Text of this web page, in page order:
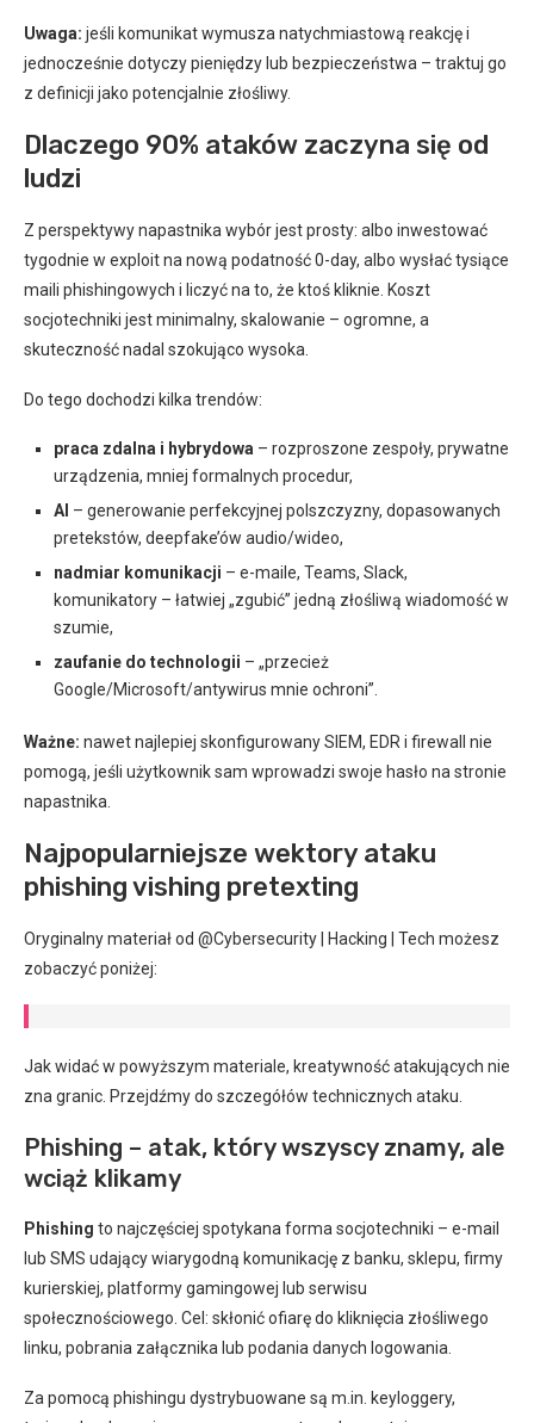
Uwaga: jeśli komunikat wymusza natychmiastową reakcję i
jednocześnie dotyczy pieniędzy lub bezpieczeństwa – traktuj go
z definicji jako potencjalnie złośliwy.
Dlaczego 90% ataków zaczyna się od
ludzi
Z perspektywy napastnika wybór jest prosty: albo inwestować
tygodnie w exploit na nową podatność 0-day, albo wysłać tysiące
maili phishingowych i liczyć na to, że ktoś kliknie. Koszt
socjotechniki jest minimalny, skalowanie – ogromne, a
skuteczność nadal szokująco wysoka.
Do tego dochodzi kilka trendów:
praca zdalna i hybrydowa – rozproszone zespoły, prywatne
urządzenia, mniej formalnych procedur,
AI – generowanie perfekcyjnej polszczyzny, dopasowanych
pretekstów, deepfake’ów audio/wideo,
nadmiar komunikacji – e-maile, Teams, Slack,
komunikatory – łatwiej „zgubić” jedną złośliwą wiadomość w
szumie,
zaufanie do technologii – „przecież
Google/Microsoft/antywirus mnie ochroni”.
Ważne: nawet najlepiej skonfigurowany SIEM, EDR i firewall nie
pomogą, jeśli użytkownik sam wprowadzi swoje hasło na stronie
napastnika.
Najpopularniejsze wektory ataku
phishing vishing pretexting
Oryginalny materiał od @Cybersecurity | Hacking | Tech możesz
zobaczyć poniżej:
Jak widać w powyższym materiale, kreatywność atakujących nie
zna granic. Przejdźmy do szczegółów technicznych ataku.
Phishing – atak, który wszyscy znamy, ale
wciąż klikamy
Phishing to najczęściej spotykana forma socjotechniki – e-mail
lub SMS udający wiarygodną komunikację z banku, sklepu, firmy
kurierskiej, platformy gamingowej lub serwisu
społecznościowego. Cel: skłonić ofiarę do kliknięcia złośliwego
linku, pobrania załącznika lub podania danych logowania.
Za pomocą phishingu dystrybuowane są m.in. keyloggery,